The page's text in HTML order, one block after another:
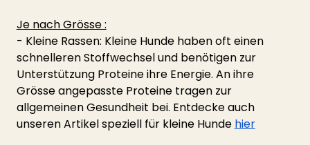
Je nach Grösse :
- Kleine Rassen: Kleine Hunde haben oft einen
schnelleren Stoffwechsel und benötigen zur
Unterstützung Proteine ihre Energie. An ihre
Grösse angepasste Proteine tragen zur
allgemeinen Gesundheit bei. Entdecke auch
unseren Artikel speziell für kleine Hunde hier